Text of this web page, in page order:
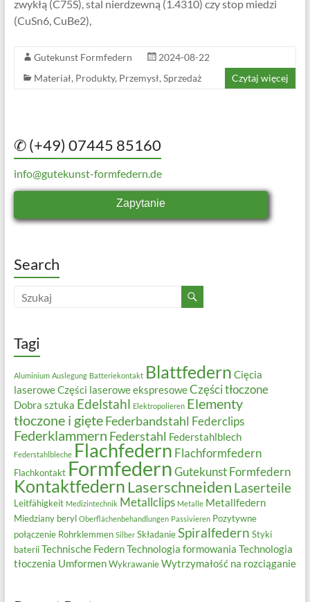
zwykłą (C75S), stal nierdzewną (1.4310) czy stop miedzi
(CuSn6, CuBe2),
Gutekunst Formfedern
2024-08-22
Materiał, Produkty, Przemysł, Sprzedaż Czytaj więcej
✆ (+49) 07445 85160
info@gutekunst-formfedern.de
Zapytanie
Search
Tagi
Aluminium Auslegung Batteriekontakt Blattfedern Cięcia
laseroweCzęści laserowe ekspresoweCzęści tłoczone
Dobra sztuka Edelstahl Elektropolieren Elementy
tłoczone i gięteFederbandstahl Federclips
Federklammern Federstahl Federstahlblech
Federstahlbleche Flachfedern Flachformfedern
Flachkontakt FormfedernGutekunst Formfedern
Kontaktfedern Laserschneiden Laserteile
Leitfähigkeit Medizintechnik Metallclips Metalle Metallfedern
Miedziany beryl Oberflächenbehandlungen Passivieren Pozytywne
połączenie Rohrklemmen Silber Składanie Spiralfedern Styki
baterii Technische FedernTechnologia formowania Technologia
tłoczenia Umformen Wykrawanie Wytrzymałość na rozciąganie